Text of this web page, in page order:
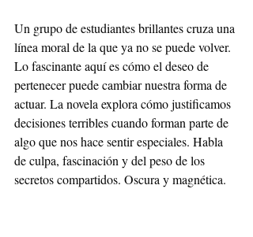
Un grupo de estudiantes brillantes cruza una
línea moral de la que ya no se puede volver.
Lo fascinante aquí es cómo el deseo de
pertenecer puede cambiar nuestra forma de
actuar. La novela explora cómo justificamos
decisiones terribles cuando forman parte de
algo que nos hace sentir especiales. Habla
de culpa, fascinación y del peso de los
secretos compartidos. Oscura y magnética.